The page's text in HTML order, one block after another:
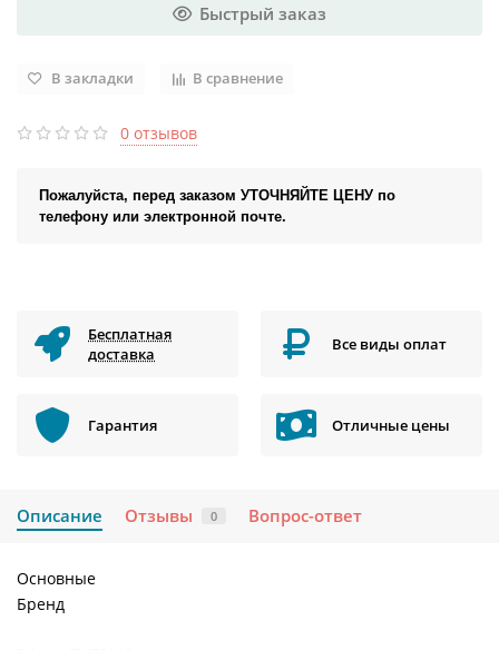
Быстрый заказ
В закладки В сравнение
0 отзывов
Пожалуйста, перед заказом УТОЧНЯЙТЕ ЦЕНУ по
телефону или электронной почте.
Бесплатная
доставка
Все виды оплат
Гарантия Отличные цены
Описание Отзывы 0 Вопрос-ответ
Основные
Бренд